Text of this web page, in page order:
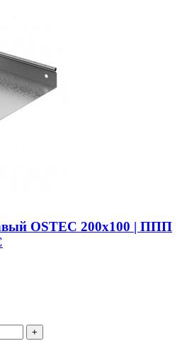
OSTEC 200х100 | ППП